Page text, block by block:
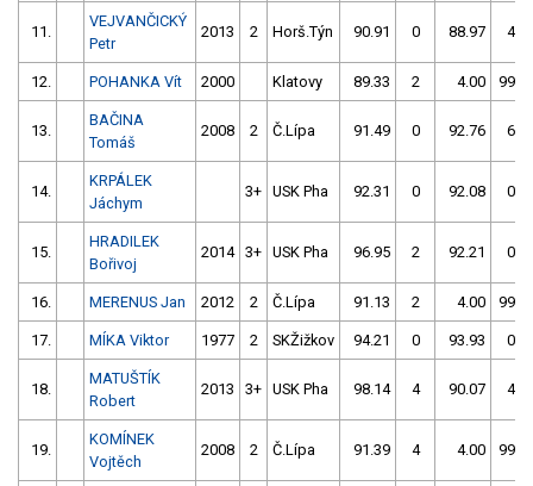
11.
VEJVANČICKÝ
Petr
2013 2 Horš.Týn 90.91 0 88.97 4
12. POHANKA Vít 2000 Klatovy 89.33 2 4.00 999
13.
BAČINA
Tomáš
2008 2 Č.Lípa 91.49 0 92.76 6
14.
KRPÁLEK
Jáchym
3+ USK Pha 92.31 0 92.08 0
15.
HRADILEK
Bořivoj
2014 3+ USK Pha 96.95 2 92.21 0
16. MERENUS Jan 2012 2 Č.Lípa 91.13 2 4.00 999
17. MÍKA Viktor 1977 2 SKŽižkov 94.21 0 93.93 0
18.
MATUŠTÍK
Robert
2013 3+ USK Pha 98.14 4 90.07 4
19.
KOMÍNEK
Vojtěch
2008 2 Č.Lípa 91.39 4 4.00 999